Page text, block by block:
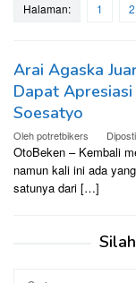
Halaman: 1 2
Arai Agaska
Dapat
Soesatyo
Olehpotretbikers
OtoBeken – Kembali
namun kali ini ada
satunya dari […]